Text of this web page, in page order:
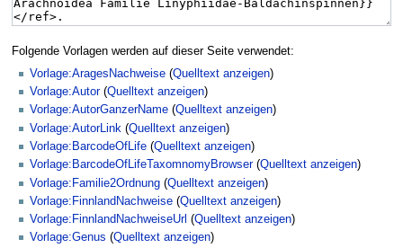
Folgende Vorlagen werden auf dieser Seite verwendet:
Vorlage:AragesNachweise (Quelltext anzeigen)
Vorlage:Autor(Quelltext anzeigen)
Vorlage:AutorGanzerName (Quelltext anzeigen)
Vorlage:AutorLink (Quelltext anzeigen)
Vorlage:BarcodeOfLife (Quelltext anzeigen)
Vorlage:BarcodeOfLifeTaxomnomyBrowser(Quelltext anzeigen)
Vorlage:Familie2Ordnung (Quelltext anzeigen)
Vorlage:FinnlandNachweise (Quelltext anzeigen)
Vorlage:FinnlandNachweiseUrl (Quelltext anzeigen)
Vorlage:Genus (Quelltext anzeigen)